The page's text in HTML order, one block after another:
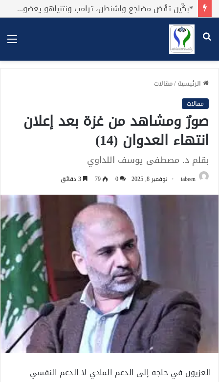
*بكِّين تقُض مضاجع واشنطن، ترامب ونتنياهو يعضون على أصابِعهُم وليس بيدهم حيلَة!.*
بحث
عن
الرئيسية/مقالات
مقالات
صورٌ ومشاهد من غزة بعد إعلان
انتهاء العدوان (14)
بقلم د. مصطفى يوسف اللداوي
tabeen نوفمبر 8, 2025 0
79
الغزيون في حاجة إلى الدعم المادي لا الدعم النفسي